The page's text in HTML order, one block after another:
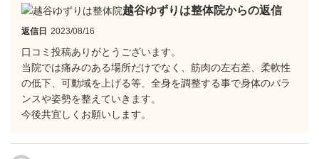
越谷ゆずりは整体院からの返信
返信日 2023/08/16
口コミ投稿ありがとうございます。
当院では痛みのある場所だけでなく、筋肉の左右差、柔軟性
の低下、可動域を上げる等、全身を調整する事で身体のバラ
ンスや姿勢を整えていきます。
今後共宜しくお願いします。